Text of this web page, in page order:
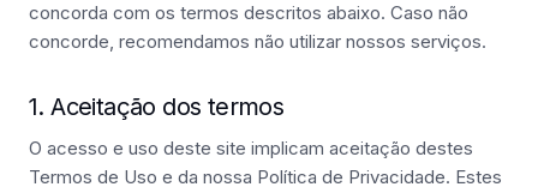
concorda com os termos descritos abaixo. Caso não
concorde, recomendamos não utilizar nossos serviços.
1. Aceitação dos termos
O acesso e uso deste site implicam aceitação destes
Termos de Uso e da nossa Política de Privacidade. Estes